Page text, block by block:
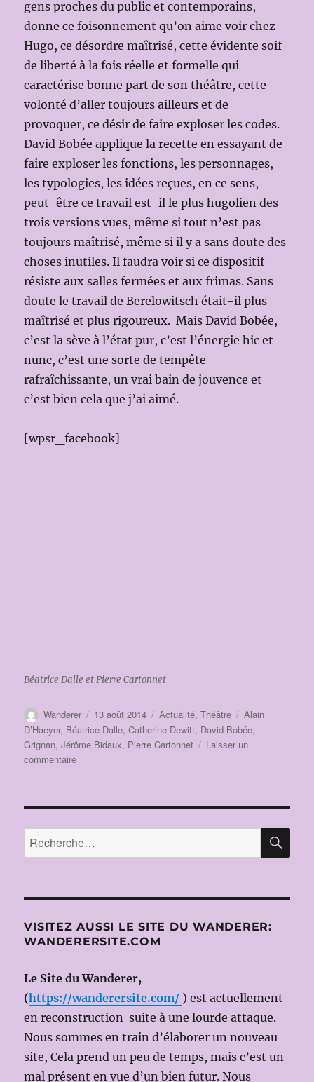
gens proches du public et contemporains,
donne ce foisonnement qu’on aime voir chez
Hugo, ce désordre maîtrisé, cette évidente soif
de liberté à la fois réelle et formelle qui
caractérise bonne part de son théâtre, cette
volonté d’aller toujours ailleurs et de
provoquer, ce désir de faire exploser les codes.
David Bobée applique la recette en essayant de
faire exploser les fonctions, les personnages,
les typologies, les idées reçues, en ce sens,
peut-être ce travail est-il le plus hugolien des
trois versions vues, même si tout n’est pas
toujours maîtrisé, même si il y a sans doute des
choses inutiles. Il faudra voir si ce dispositif
résiste aux salles fermées et aux frimas. Sans
doute le travail de Berelowitsch était-il plus
maîtrisé et plus rigoureux. Mais David Bobée,
c’est la sève à l’état pur, c’est l’énergie hic et
nunc, c’est une sorte de tempête
rafraîchissante, un vrai bain de jouvence et
c’est bien cela que j’ai aimé.
[wpsr_facebook]
Béatrice Dalle et Pierre Cartonnet
Auteur
Wanderer
Publié
le
13 août 2014 Catégories
Actualité,Théâtre Étiquettes
Alain
D’Haeyer, Béatrice Dalle,Catherine Dewitt, David Bobée,
Grignan,Jérôme Bidaux, Pierre Cartonnet
Laisser un
commentairesur
DE
2014:
THÉÂTRE
–
Victor
HUGO
le
AOÛT
2014
(Ms
en
scène:
David
BOBÉE)
Recherche
pour :
VISITEZ AUSSI LE SITE DU WANDERER:
WANDERERSITE.COM
Le Site du Wanderer,
(https://wanderersite.com/ ) est actuellement
en reconstruction suite à une lourde attaque.
Nous sommes en train d’élaborer un nouveau
site, Cela prend un peu de temps, mais c’est un
mal présent en vue d’un bien futur. Nous